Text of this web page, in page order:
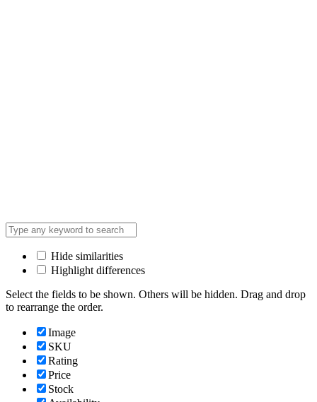
Hide similarities
Highlight differences
Select the fields to be shown. Others will be hidden. Drag and drop
to rearrange the order.
Image
SKU
Rating
Price
Stock